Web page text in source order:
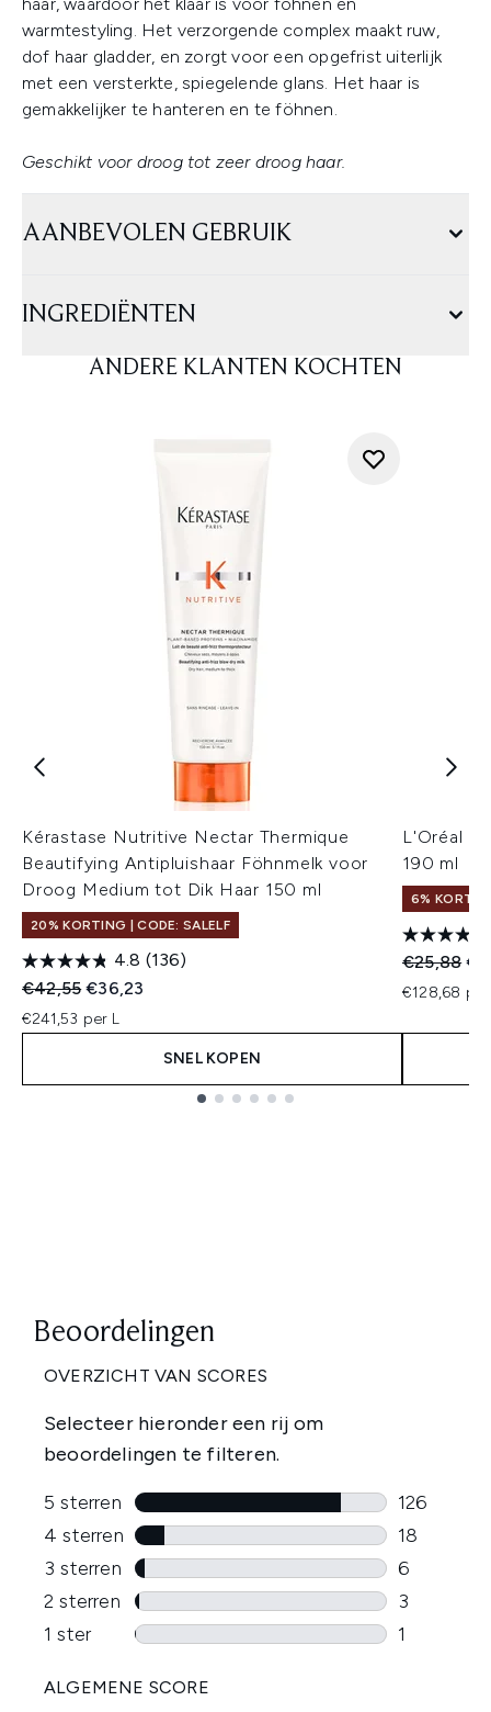
warmtestyling. Het verzorgende complex maakt ruw,
dof haar gladder, en zorgt voor een opgefrist uiterlijk
met een versterkte, spiegelende glans. Het haar is
gemakkelijker te hanteren en te föhnen.
Geschikt voor droog tot zeer droog haar.
AANBEVOLEN GEBRUIK
INGREDIËNTEN
ANDERE KLANTEN KOCHTEN
Kérastase Nutritive Nectar Thermique
Beautifying Antipluishaar Föhnmelk voor
Droog Medium tot Dik Haar 150 ml
20% KORTING | CODE: SALELF
4.8 (136)
Recommended Retail Price:
€42,55Huidige prijs:
€36,23
€241,53 per L
SNEL KOPEN
L'Oréal
190 ml
6%
€25,88
€128,68